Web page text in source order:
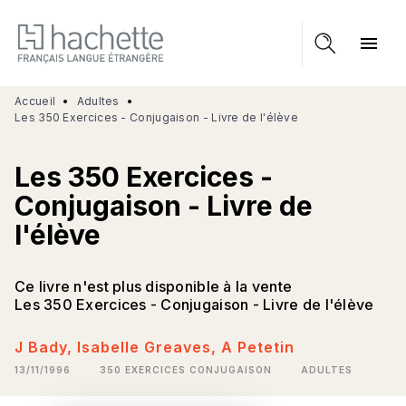
MENU RECHERCHE
CONTENU
PIED DE PAGE
menu
Accueil • Adultes
•
Les 350 Exercices - Conjugaison - Livre de l'élève
Les 350 Exercices -
Conjugaison - Livre de
l'élève
Ce livre n'est plus disponible à la vente
Les 350 Exercices - Conjugaison - Livre de l'élève
J Bady, Isabelle Greaves, A Petetin
13/11/1996 350 EXERCICES CONJUGAISON ADULTES